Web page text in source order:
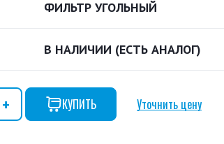
ФИЛЬТР УГОЛЬНЫЙ
В НАЛИЧИИ (ЕСТЬ АНАЛОГ)
КУПИТЬ Уточнить цену